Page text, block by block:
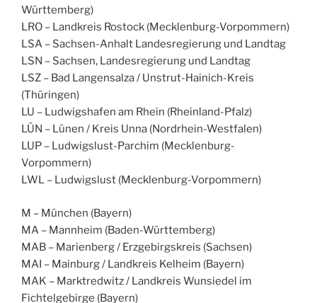
Württemberg)
LRO – Landkreis Rostock (Mecklenburg-Vorpommern)
LSA – Sachsen-Anhalt Landesregierung und Landtag
LSN – Sachsen, Landesregierung und Landtag
LSZ – Bad Langensalza / Unstrut-Hainich-Kreis
(Thüringen)
LU – Ludwigshafen am Rhein (Rheinland-Pfalz)
LÜN – Lünen / Kreis Unna (Nordrhein-Westfalen)
LUP – Ludwigslust-Parchim (Mecklenburg-
Vorpommern)
LWL – Ludwigslust (Mecklenburg-Vorpommern)
M – München (Bayern)
MA – Mannheim (Baden-Württemberg)
MAB – Marienberg / Erzgebirgskreis (Sachsen)
MAI – Mainburg / Landkreis Kelheim (Bayern)
MAK – Marktredwitz / Landkreis Wunsiedel im
Fichtelgebirge (Bayern)